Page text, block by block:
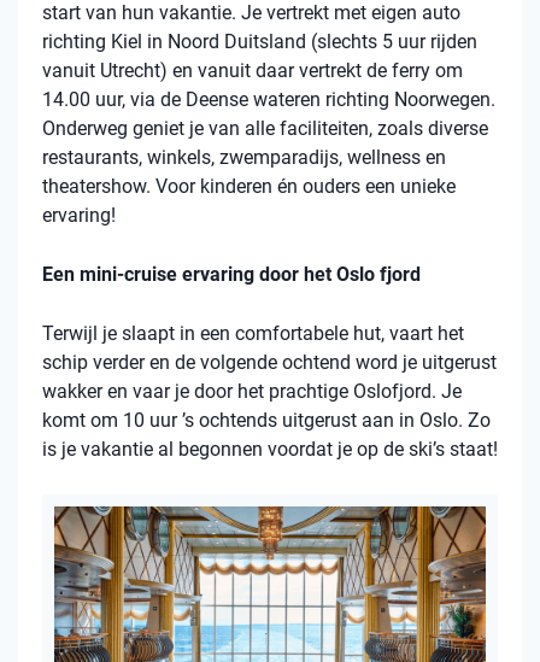
start van hun vakantie. Je vertrekt met eigen auto
richting Kiel in Noord Duitsland (slechts 5 uur rijden
vanuit Utrecht) en vanuit daar vertrekt de ferry om
14.00 uur, via de Deense wateren richting Noorwegen.
Onderweg geniet je van alle faciliteiten, zoals diverse
restaurants, winkels, zwemparadijs, wellness en
theatershow. Voor kinderen én ouders een unieke
ervaring!
Een mini-cruise ervaring door het Oslo fjord
Terwijl je slaapt in een comfortabele hut, vaart het
schip verder en de volgende ochtend word je uitgerust
wakker en vaar je door het prachtige Oslofjord. Je
komt om 10 uur ’s ochtends uitgerust aan in Oslo. Zo
is je vakantie al begonnen voordat je op de ski’s staat!